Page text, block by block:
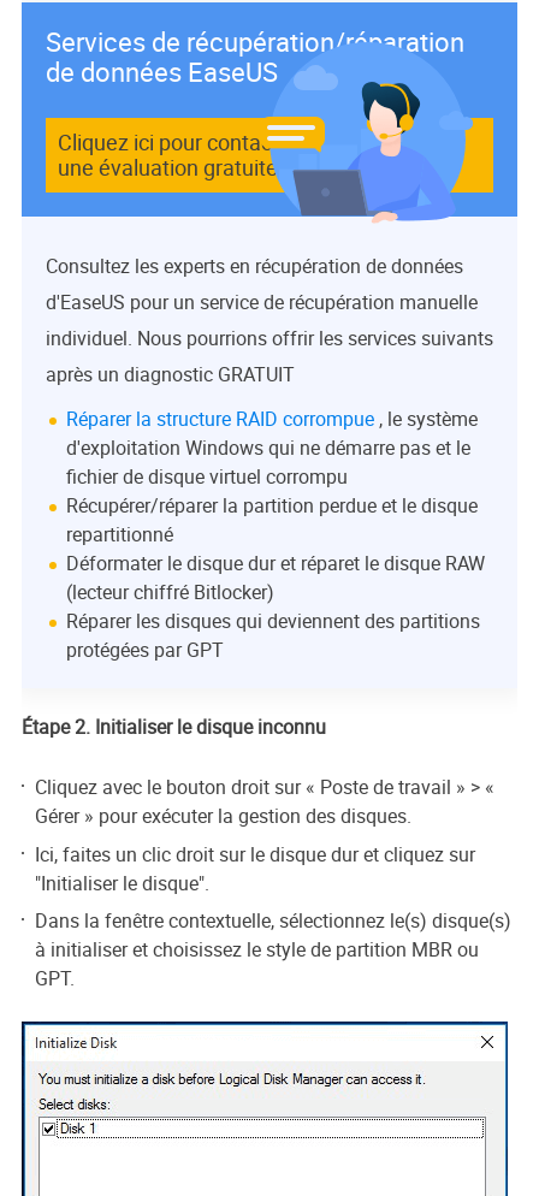
Services de récupération/réparation
de données EaseUS
Cliquez ici pour contacter nos experts pour
une évaluation gratuite
Consultez les experts en récupération de données
d'EaseUS pour un service de récupération manuelle
individuel. Nous pourrions offrir les services suivants
après un diagnostic GRATUIT
Réparer la structure RAID corrompue, le système
d'exploitation Windows qui ne démarre pas et le
fichier de disque virtuel corrompu
Récupérer/réparer la partition perdue et le disque
repartitionné
Déformater le disque dur et réparet le disque RAW
(lecteur chiffré Bitlocker)
Réparer les disques qui deviennent des partitions
protégées par GPT
Étape 2. Initialiser le disque inconnu
Cliquez avec le bouton droit sur « Poste de travail » > «
Gérer » pour exécuter la gestion des disques.
Ici, faites un clic droit sur le disque dur et cliquez sur
"Initialiser le disque".
Dans la fenêtre contextuelle, sélectionnez le(s) disque(s)
à initialiser et choisissez le style de partition MBR ou
GPT.